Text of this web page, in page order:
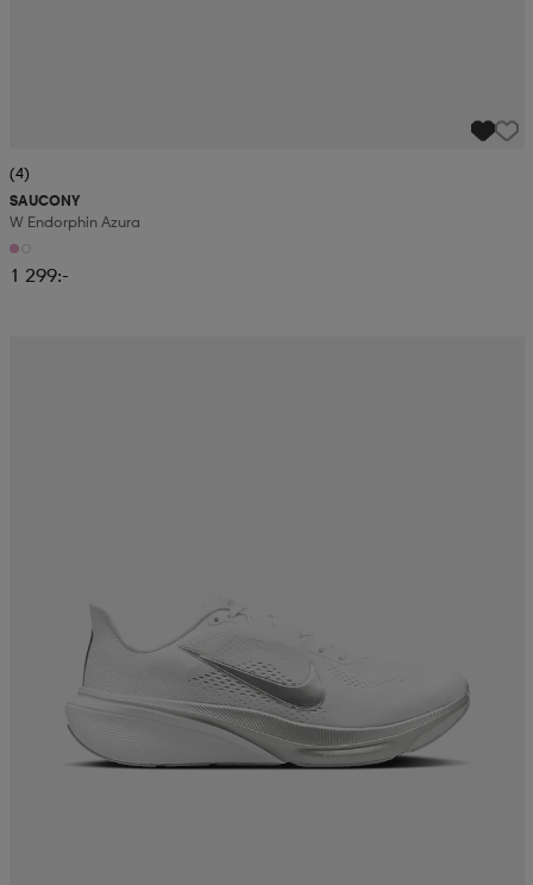
(4)
SAUCONY
W Endorphin Azura
1 299:-